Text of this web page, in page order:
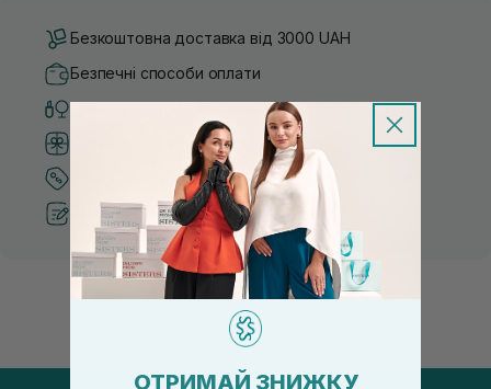
Безкоштовна доставка від 3000 UAH
Безпечні способи оплати
Тільки оригінальна косметика
Система бонусів та лояльності
Кращі ціни та топ товари
Рекомендації від косметологів
ОТРИМАЙ ЗНИЖКУ